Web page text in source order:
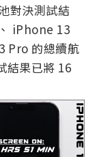
對決測試結
iPhone 13
Pro 的總續航
結果已將 16